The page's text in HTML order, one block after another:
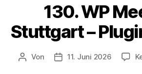
130. WP
Stuttgart –
Beitragsautor
Von 11. Juni 2026